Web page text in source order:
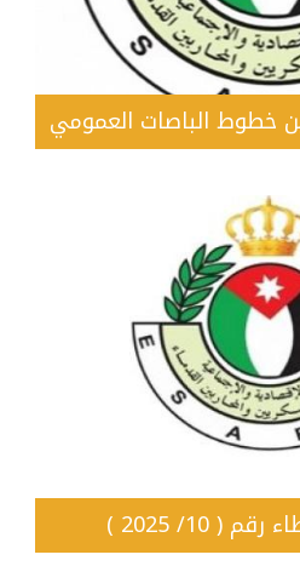
خطوط الباصات العمومي
( 10/ 2025 )